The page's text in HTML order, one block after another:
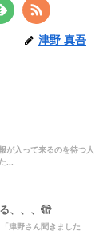
津野 真吾
が入って来るのを待つ人
...
、、、🫣
津野さん聞きました